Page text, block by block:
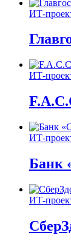
ИТ-
ИТ-
ИТ-
Банк
ИТ-